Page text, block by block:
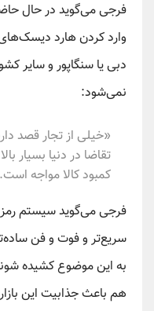
فرجی می‌گوید در حال
دبی یا سنگاپور و سایر
نمی‌شود:
«خیلی از تجار قصد
تقاضا در دنیا بسیار
کمبود کالا مواجه
سریع‌تر و فوت و فن
به این موضوع کشیده
هم باعث جذابیت این